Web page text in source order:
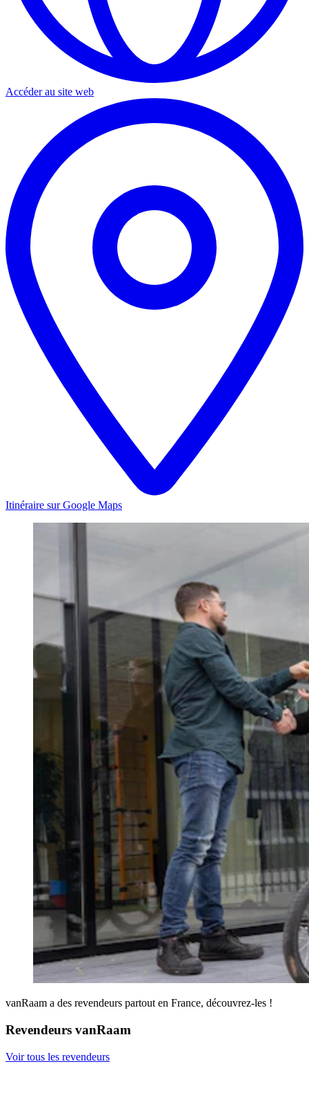
Accéder au site web
Itinéraire sur Google Maps
vanRaam a des revendeurs partout en France, découvrez-les !
Revendeurs vanRaam
Voir tous les revendeurs